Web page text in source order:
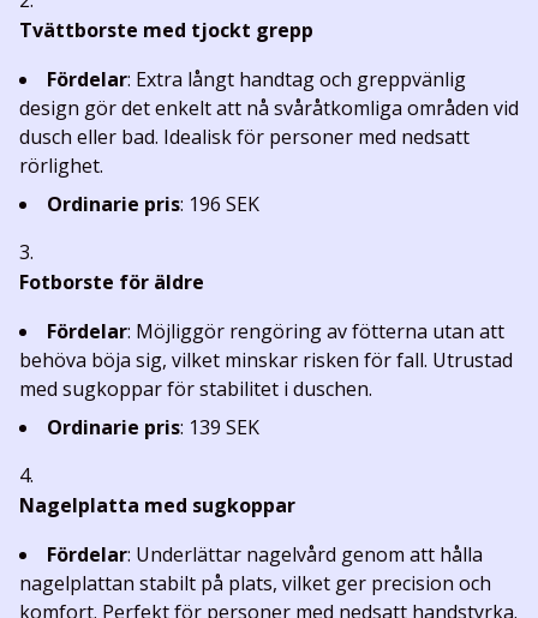
Tvättborste med tjockt grepp
Fördelar: Extra långt handtag och greppvänlig
design gör det enkelt att nå svåråtkomliga områden vid
dusch eller bad. Idealisk för personer med nedsatt
rörlighet.
Ordinarie pris: 196 SEK
Fotborste för äldre
Fördelar: Möjliggör rengöring av fötterna utan att
behöva böja sig, vilket minskar risken för fall. Utrustad
med sugkoppar för stabilitet i duschen.
Ordinarie pris: 139 SEK
Nagelplatta med sugkoppar
Fördelar: Underlättar nagelvård genom att hålla
nagelplattan stabilt på plats, vilket ger precision och
komfort. Perfekt för personer med nedsatt handstyrka.